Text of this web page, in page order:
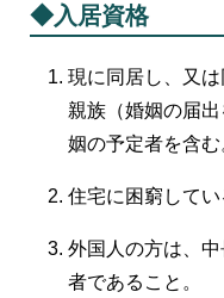
◆入居資格
現に同居し、又
親族（婚姻の届
姻の予定者を含む
住宅に困窮して
外国人の方は、
者であること。